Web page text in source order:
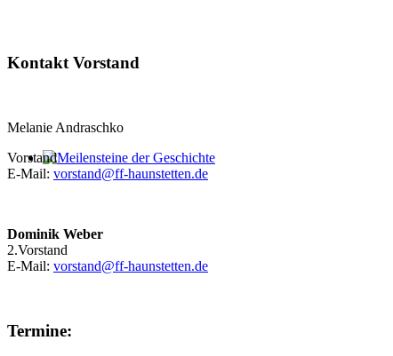
Meilensteine der Geschichte
Kontakt Vorstand
Melanie Andraschko
Vorstand
E-Mail: vorstand@ff-haunstetten.de
Dominik Weber
2.Vorstand
E-Mail: vorstand@ff-haunstetten.de
Termine: